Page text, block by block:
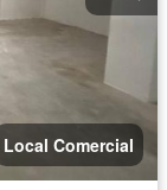
Local Comercial